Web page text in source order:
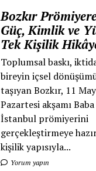
Bozkır
Güç, Kimlik ve
Tek Kişilik
Toplumsal baskı,
bireyin içsel
taşıyan Bozkır, 11
Pazartesi akşamı Baba
İstanbul prömiyerini
gerçekleştirmeye
kişilik yapısıyla...
Yorum yapın